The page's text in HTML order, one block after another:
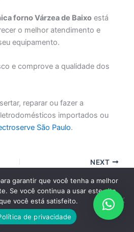
forno Várzea de Baixo está
o melhor atendimento e
equipamento.
e comprove a qualidade dos
reparar ou fazer a
importados ou
São Paulo.
NEXT
PAULO E ABC PAULISTA CLIQUE
PELO WHATSAPP
garantir que você tenha a melhor
Se você continua a usar este site,
você está satisfeito.
de privacidade